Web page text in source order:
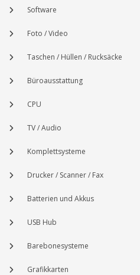
Software
Foto / Video
Taschen / Hüllen / Rucksäcke
Büroausstattung
CPU
TV / Audio
Komplettsysteme
Drucker / Scanner / Fax
Batterien und Akkus
USB Hub
Barebonesysteme
Grafikkarten